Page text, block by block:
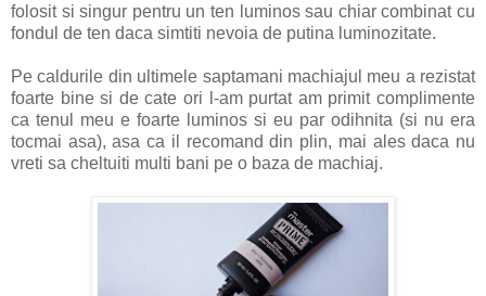
folosit si singur pentru un ten luminos sau chiar combinat cu
fondul de ten daca simtiti nevoia de putina luminozitate.
Pe caldurile din ultimele saptamani machiajul meu a rezistat
foarte bine si de cate ori l-am purtat am primit complimente
ca tenul meu e foarte luminos si eu par odihnita (si nu era
tocmai asa), asa ca il recomand din plin, mai ales daca nu
vreti sa cheltuiti multi bani pe o baza de machiaj.